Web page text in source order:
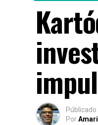
Públicado
Por